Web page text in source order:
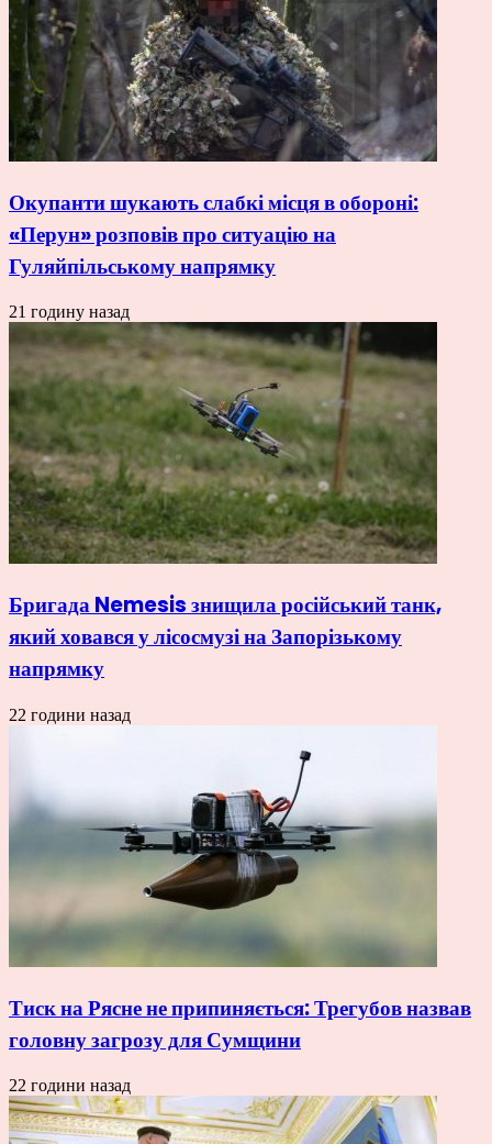
Окупанти шукають слабкі місця в обороні:
«Перун» розповів про ситуацію на
Гуляйпільському напрямку
21 годину назад
Бригада Nemesis знищила російський танк,
який ховався у лісосмузі на Запорізькому
напрямку
22 години назад
Тиск на Рясне не припиняється: Трегубов назвав
головну загрозу для Сумщини
22 години назад